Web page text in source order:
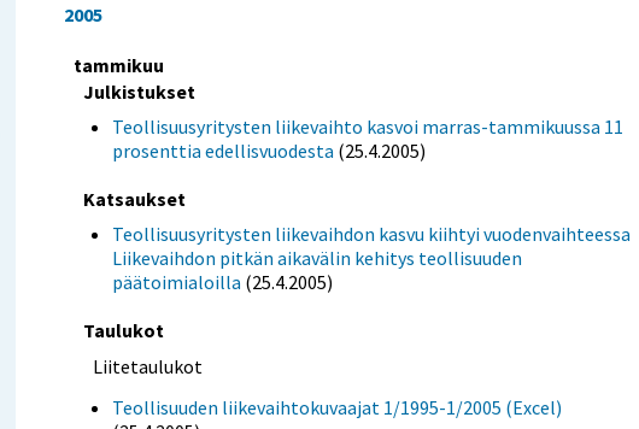
2005
tammikuu
Julkistukset
Teollisuusyritysten liikevaihto kasvoi marras-tammikuussa 11
prosenttia edellisvuodesta (25.4.2005)
Katsaukset
Teollisuusyritysten liikevaihdon kasvu kiihtyi vuodenvaihteessa
Liikevaihdon pitkän aikavälin kehitys teollisuuden
päätoimialoilla (25.4.2005)
Taulukot
Liitetaulukot
Teollisuuden liikevaihtokuvaajat 1/1995-1/2005 (Excel)